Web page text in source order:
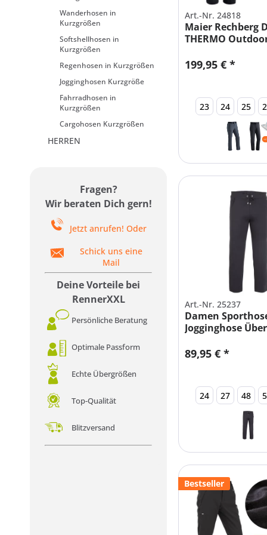
Wanderhosen in
Kurzgrößen
Softshellhosen in
Kurzgrößen
Regenhosen in Kurzgrößen
Jogginghosen Kurzgröße
Fahrradhosen in
Kurzgrößen
Cargohosen Kurzgrößen
HERREN
Fragen?
Wir beraten Dich gern!
Jetzt anrufen! Oder
Schick uns eine
Mail
Deine Vorteile bei
RennerXXL
Persönliche Beratung
Optimale Passform
Echte Übergrößen
Top-Qualität
Blitzversand
Art.-Nr. 24818
Maier Rechberg
THERMO
199,95 € *
23 24 25
Art.-Nr. 25237
Damen
Jogginghose
89,95 € *
24 27 48
Bestseller